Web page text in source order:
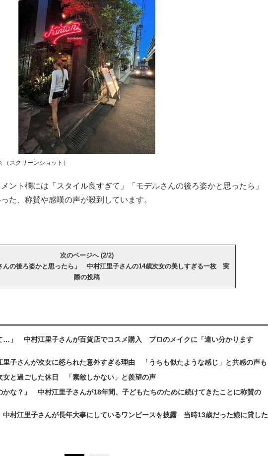
スクリーンショット）
ント欄には「スタイル良すぎて」「モデルさんの後ろ姿かと思ったら」
た、称賛や感嘆の声が殺到しています。
次のページへ (2/2)
んの後ろ姿かと思ったら」 中村江里子さんの14歳次女の美しすぎる一枚 実
際の投稿
…」 中村江里子さんが百貨店でコスメ購入 プロのメイクに「違い分かります
子さんが次女に怒られた意外すぎる理由 「うちも似たような感じ」と共感の声も
女と過ごした休日 「素敵しかない」と羨望の声
かな？」 中村江里子さんが18年間、子どもたちのために続けてきたことに称賛の
中村江里子さんが長年大事にしているワンピースを披露 当時13歳だった娘に貸した